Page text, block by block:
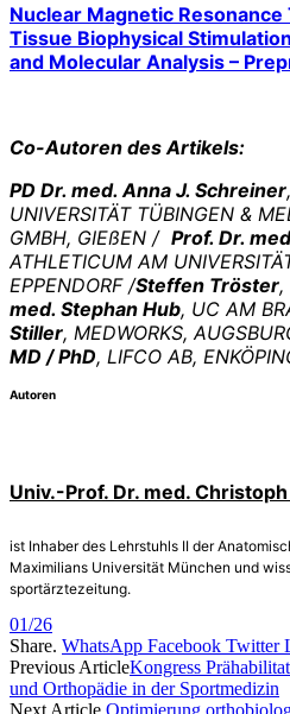
Nuclear Magnetic
Tissue Biophysical
and Molecular Analysis –
Co-Autoren des Artikels:
PD Dr. med. Anna J. Schreiner,
UNIVERSITÄT TÜBINGEN &
GMBH, GIEßEN / Prof. Dr.
ATHLETICUM AM
EPPENDORF /Steffen Tröster,
med. Stephan Hub, UC AM
Stiller, MEDWORKS,
MD / PhD, LIFCO AB,
Autoren
Univ.-Prof. Dr. med.
ist Inhaber des Lehrstuhls II der
Maximilians Universität München und
sportärztezeitung.
01/26
Share. WhatsApp Facebook Twitter
Previous ArticleKongress
und Orthopädie in der Sportmedizin
Next Article Optimierung